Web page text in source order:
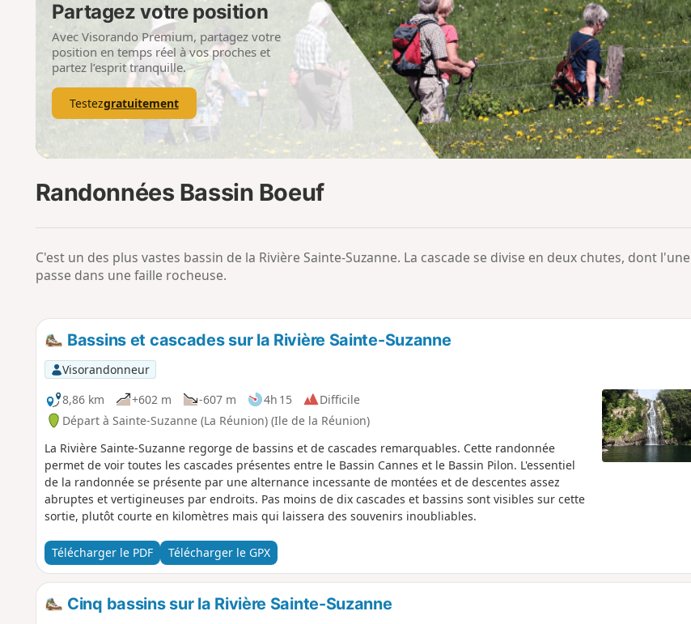
a
m
p
o
i
Partagez votre position
Avec Visorando Premium, partagez votre
position en temps réel à vos proches et
partez l’esprit tranquille.
Testezgratuitement
Randonnées Bassin Boeuf
C'est un des plus vastes bassin de la Rivière Sainte-Suzanne. La cascade se divise en deux chutes, dont l'une
passe dans une faille rocheuse.
Bassins et cascades sur la Rivière Sainte-Suzanne
Visorandonneur
8,86 km
+602 m -607 m 4h 15
Difficile
Départ à Sainte-Suzanne (La Réunion) (Ile de la Réunion)
La Rivière Sainte-Suzanne regorge de bassins et de cascades remarquables. Cette randonnée
permet de voir toutes les cascades présentes entre le Bassin Cannes et le Bassin Pilon. L'essentiel
de la randonnée se présente par une alternance incessante de montées et de descentes assez
abruptes et vertigineuses par endroits. Pas moins de dix cascades et bassins sont visibles sur cette
sortie, plutôt courte en kilomètres mais qui laissera des souvenirs inoubliables.
Télécharger le PDF Télécharger le GPX
Cinq bassins sur la Rivière Sainte-Suzanne